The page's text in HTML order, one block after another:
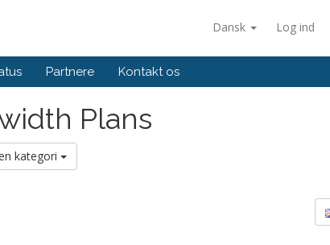
Dansk Log ind
Partnere Kontakt os
Plans
kategori